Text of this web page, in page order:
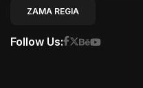
ZAMA REGIA
Follow Us: